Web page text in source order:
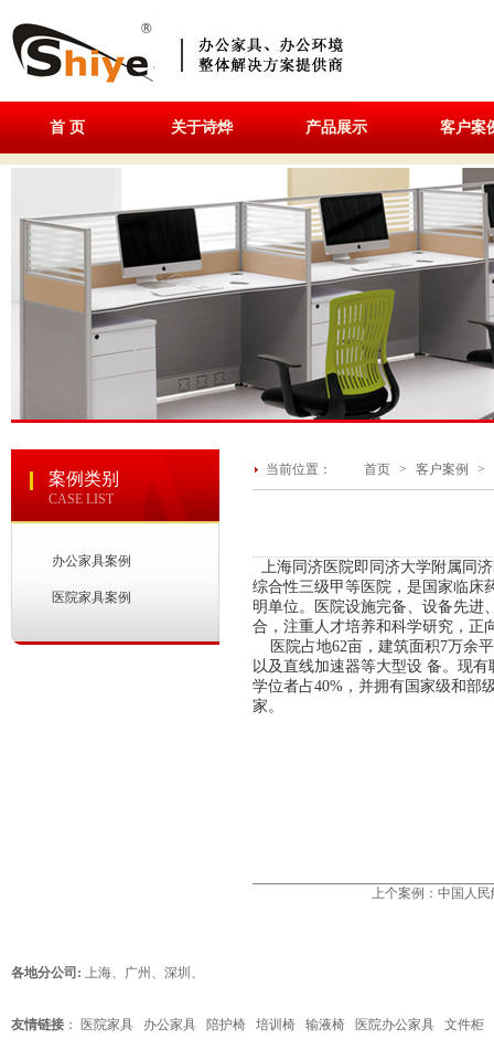
首 页 关于诗烨 产品展示 客户案
案例类别
CASE LIST
办公家具案例
医院家具案例
当前位置： 首页 > 客户案例 >
上海同济医院即同济大学附属同
综合性三级甲等医院，是国家临床
明单位。医院设施完备、设备先进
合，注重人才培养和科学研究，正
医院占地62亩，建筑面积7万余
以及直线加速器等大型设 备。现
学位者占40%，并拥有国家级和部
家。
上个案例： 中国人民
各地分公司: 上海、 广州 、 深圳 、
友情链接 ： 医院家具 办公家具 陪护椅 培训椅 输液椅 医院办公家具 文件柜